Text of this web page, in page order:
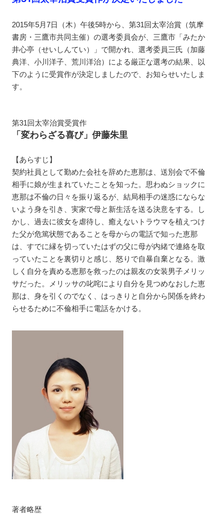
2015年5月7日（木）午後5時から、第31回太宰治賞（筑摩
書房・三鷹市共同主催）の選考委員会が、三鷹市「みたか
井心亭（せいしんてい）」で開かれ、選考委員三氏（加藤
典洋、小川洋子、荒川洋治）による厳正な選考の結果、以
下のように受賞作が決定しましたので、お知らせいたしま
す。
第31回太宰治賞受賞作
「変わらざる喜び」伊藤朱里
【あらすじ】
契約社員として勤めた会社を辞めた恵那は、送別会で不倫
相手に娘が生まれていたことを知った。思わぬショックに
恵那は不倫の日々を振り返るが、結局相手の迷惑にならな
いよう身を引き、実家で母と新生活を送る決意をする。し
かし、過去に彼女を虐待し、癒えないトラウマを植えつけ
た父が危篤状態であることを母からの電話で知った恵那
は、すでに縁を切っていたはずの父に母が内緒で連絡を取
っていたことを裏切りと感じ、怒りで自暴自棄となる。激
しく自分を責める恵那を救ったのは親友の女装男子メリッ
サだった。メリッサの叱咤により自分を見つめなおした恵
那は、身を引くのでなく、はっきりと自分から関係を終わ
らせるために不倫相手に電話をかける。
著者略歴